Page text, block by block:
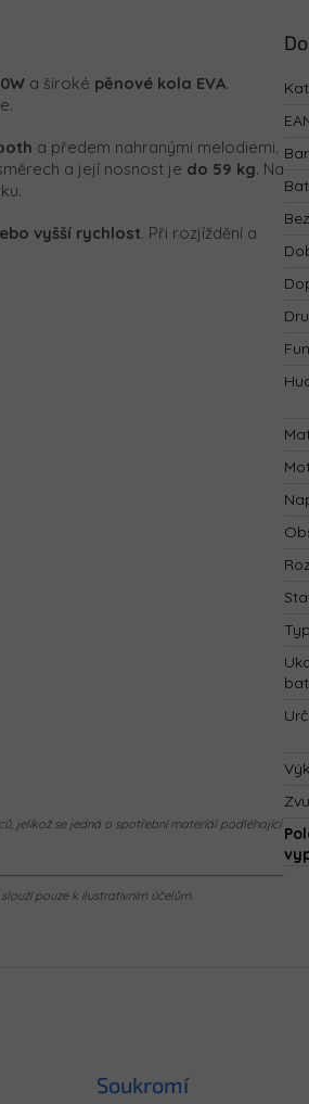
a široké pěnové kola EVA.
a předem nahranými melodiemi.
a její nosnost je do 59 kg. Na
vyšší rychlost. Při rozjíždění a
jelikož se jedná o spotřební materiál podléhající
pouze k ilustrativním účelům.
Soukromí